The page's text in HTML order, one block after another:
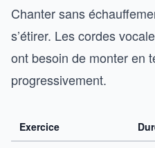
Chanter sans
s’étirer. Les cordes
ont besoin de monter en
progressivement.
Exercice